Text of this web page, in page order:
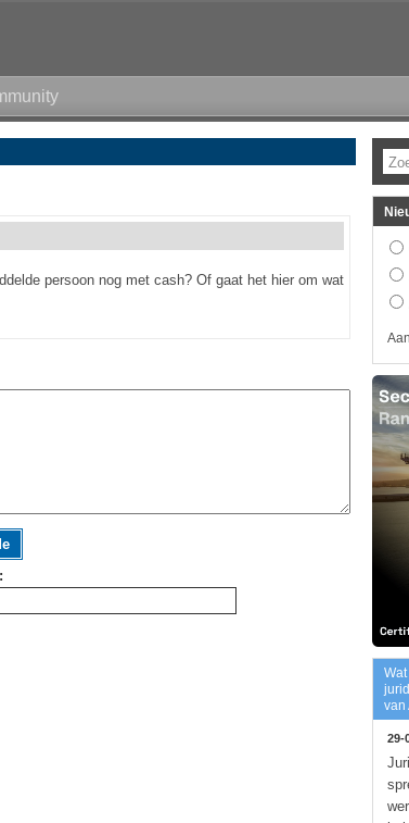
persoon nog met cash? Of gaat het hier om wat
van
29-